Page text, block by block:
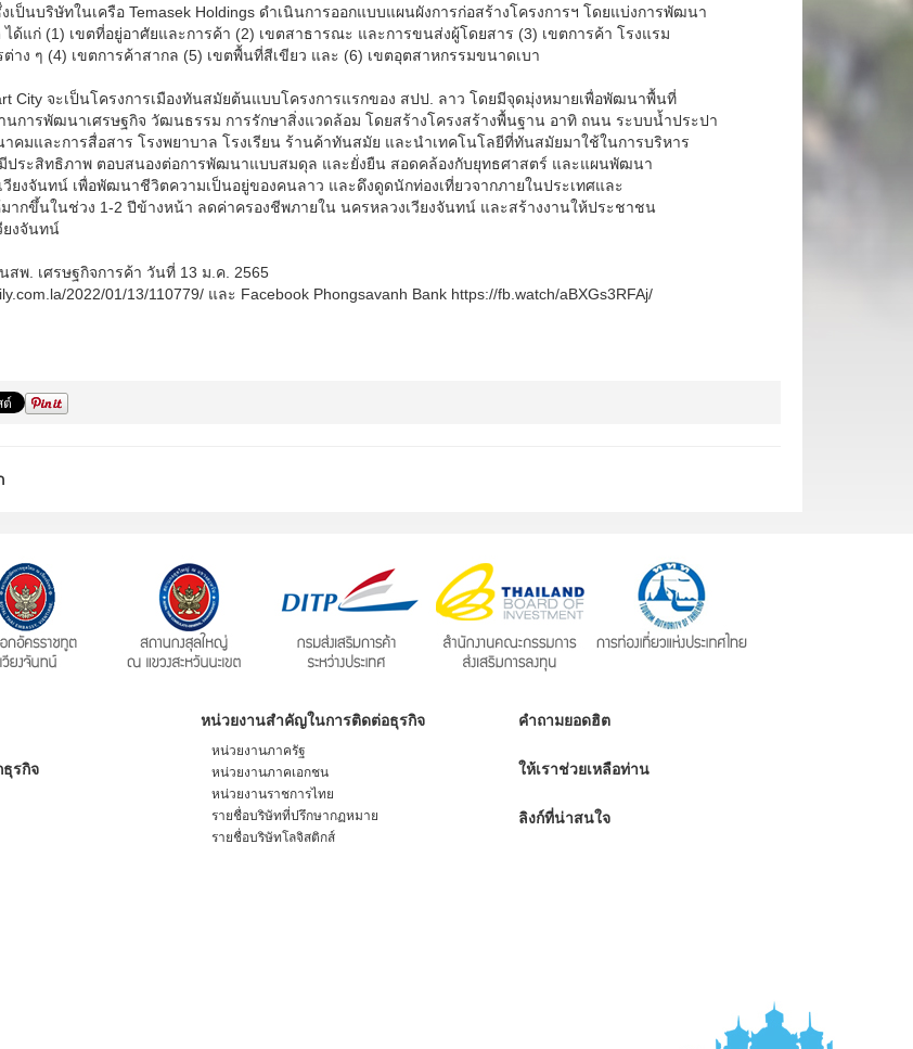
เป็นบริษัทในเครือ Temasek Holdings ดำเนินการออกแบบแผนผังการก่อสร้างโครงการฯ โดยแบ่งการพัฒนา
ได้แก่ (1) เขตที่อยู่อาศัยและการค้า (2) เขตสาธารณะ และการขนส่งผู้โดยสาร (3) เขตการค้า โรงแรม
ต่าง ๆ (4) เขตการค้าสากล (5) เขตพื้นที่สีเขียว และ (6) เขตอุตสาหกรรมขนาดเบา
City จะเป็นโครงการเมืองทันสมัยต้นแบบโครงการแรกของ สปป. ลาว โดยมีจุดมุ่งหมายเพื่อพัฒนาพื้นที่
นการพัฒนาเศรษฐกิจ วัฒนธรรม การรักษาสิ่งแวดล้อม โดยสร้างโครงสร้างพื้นฐาน อาทิ ถนน ระบบน้ำประปา
คมและการสื่อสาร โรงพยาบาล โรงเรียน ร้านค้าทันสมัย และนำเทคโนโลยีที่ทันสมัยมาใช้ในการบริหาร
ประสิทธิภาพ ตอบสนองต่อการพัฒนาแบบสมดุล และยั่งยืน สอดคล้องกับยุทธศาสตร์ และแผนพัฒนา
วียงจันทน์ เพื่อพัฒนาชีวิตความเป็นอยู่ของคนลาว และดึงดูดนักท่องเที่ยวจากภายในประเทศและ
มากขึ้นในช่วง 1-2 ปีข้างหน้า ลดค่าครองชีพภายใน นครหลวงเวียงจันทน์ และสร้างงานให้ประชาชน
ยงจันทน์
สพ. เศรษฐกิจการค้า วันที่ 13 ม.ค. 2565
2022/01/13/110779/และ Facebook Phongsavanh Bank https://fb.watch/aBXGs3RFAj/
รกิจ
หน่วยงานสำคัญในการติดต่อธุรกิจ
หน่วยงานภาครัฐ
หน่วยงานภาคเอกชน
หน่วยงานราชการไทย
รายชื่อบริษัทที่ปรึกษากฏหมาย
รายชื่อบริษัทโลจิสติกส์
คำถามยอดฮิต
ให้เราช่วยเหลือท่าน
ลิงก์ที่น่าสนใจ